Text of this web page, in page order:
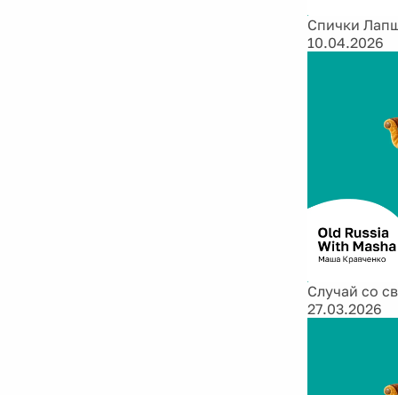
Спички
10.04.2026
Случай со
27.03.2026